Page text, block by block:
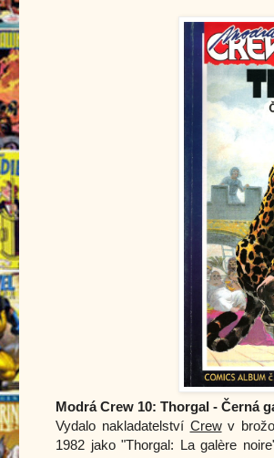
Modrá Crew 10: Thorgal - Černá
Vydalo nakladatelství Crewv
1982 jako "Thorgal: La galère